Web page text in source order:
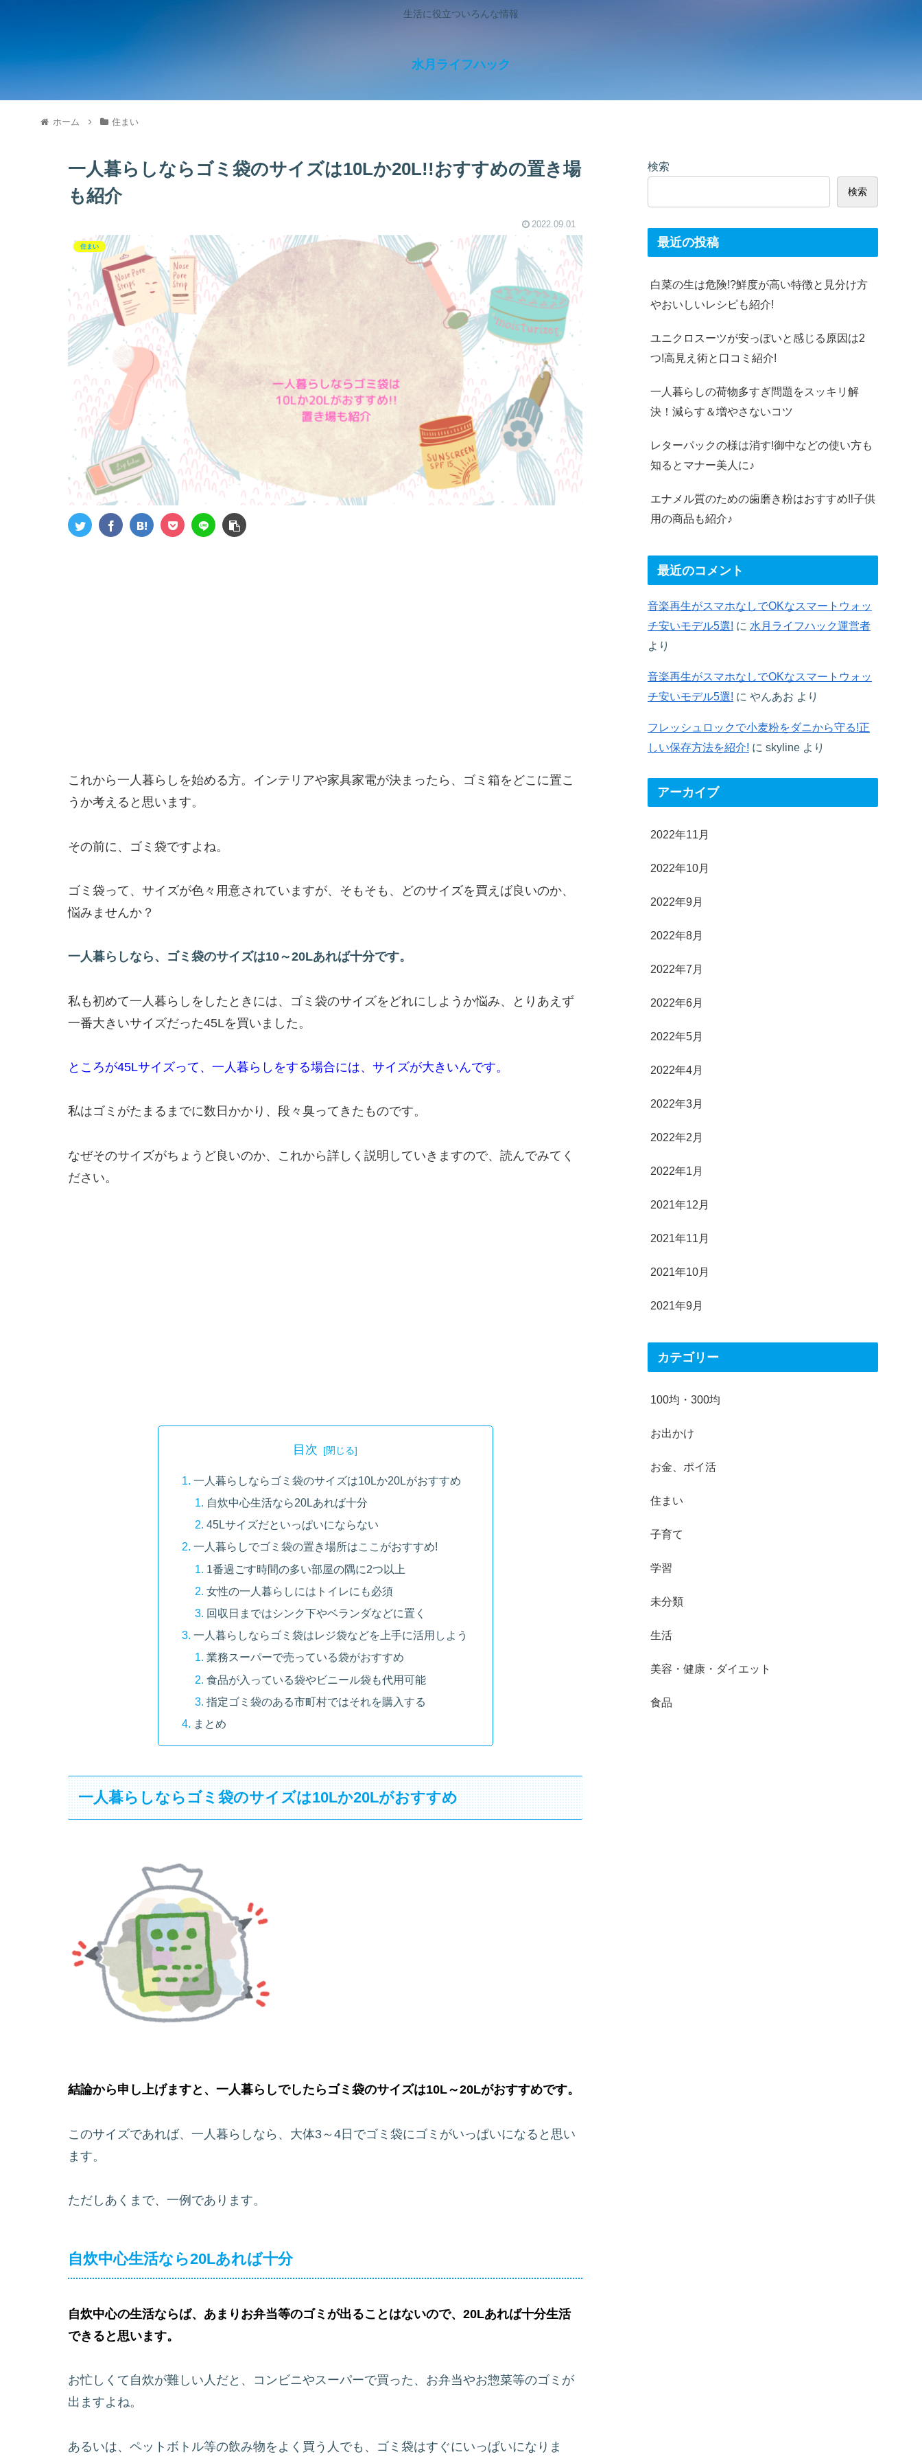
生活に役立ついろんな情報
水月ライフハック
ホーム 住まい
一人暮らしならゴミ袋のサイズは10Lか20L!!おすすめの置き場
も紹介
2022.09.01
住まい
これから一人暮らしを始める方。インテリアや家具家電が決まったら、ゴミ箱をどこに置こ
うか考えると思います。
その前に、ゴミ袋ですよね。
ゴミ袋って、サイズが色々用意されていますが、そもそも、どのサイズを買えば良いのか、
悩みませんか？
一人暮らしなら、 ゴミ 袋のサイズは10～20Lあれば十分です。
私も初めて一人暮らしをしたときには、ゴミ袋のサイズをどれにしようか悩み、とりあえず
一番大きいサイズだった45Lを買いました。
ところが45Lサイズって、一人暮らしをする場合には、サイズが大きいんです。
私はゴミがたまるまでに数日かかり、段々臭ってきたものです。
なぜそのサイズがちょうど良いのか、これから詳しく説明していきますので、読んでみてく
ださい。
目次
一人暮らしならゴミ袋のサイズは10Lか20Lがおすすめ
自炊中心生活なら20Lあれば十分
45Lサイズだといっぱいにならない
一人暮らしでゴミ袋の置き場所はここがおすすめ!
1番過ごす時間の多い部屋の隅に2つ以上
女性の一人暮らしにはトイレにも必須
回収日まではシンク下やベランダなどに置く
一人暮らしならゴミ袋はレジ袋などを上手に活用しよう
業務スーパーで売っている袋がおすすめ
食品が入っている袋やビニール袋も代用可能
指定ゴミ袋のある市町村ではそれを購入する
まとめ
一人暮らしならゴミ袋のサイズは10Lか20Lがおすすめ
結論から申し上げますと、一人暮らしでしたらゴミ袋のサイズは10L～20Lがおすすめです。
このサイズであれば、一人暮らしなら、大体3～4日でゴミ袋にゴミがいっぱいになると思い
ます。
ただしあくまで、一例であります。
自炊中心生活なら20Lあれば十分
自炊中心の生活ならば、あまりお弁当等のゴミが出ることはないので、20Lあれば十分生活
できると思います。
お忙しくて自炊が難しい人だと、コンビニやスーパーで買った、お弁当やお惣菜等のゴミが
出ますよね。
あるいは、ペットボトル等の飲み物をよく買う人でも、ゴミ袋はすぐにいっぱいになりま
検索
検索
最近の投稿
白菜の生は危険!?鮮度が高い特徴と見分け方
やおいしいレシピも紹介!
ユニクロスーツが安っぽいと感じる原因は2
つ!高見え術と口コミ紹介!
一人暮らしの荷物多すぎ問題をスッキリ解
決！減らす＆増やさないコツ
レターパックの様は消す!御中などの使い方も
知るとマナー美人に♪
エナメル質のための歯磨き粉はおすすめ‼︎子供
用の商品も紹介♪
最近のコメント
音楽再生がスマホなしでOKなスマートウォッ
チ安いモデル5選! に 水月ライフハック運営者
より
音楽再生がスマホなしでOKなスマートウォッ
チ安いモデル5選! に やんあお より
フレッシュロックで小麦粉をダニから守る!正
しい保存方法を紹介! に skyline より
アーカイブ
2022年11月
2022年10月
2022年9月
2022年8月
2022年7月
2022年6月
2022年5月
2022年4月
2022年3月
2022年2月
2022年1月
2021年12月
2021年11月
2021年10月
2021年9月
カテゴリー
100均・300均
お出かけ
お金、ポイ活
住まい
子育て
学習
未分類
生活
美容・健康・ダイエット
食品